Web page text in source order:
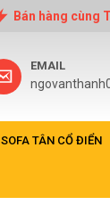
Bán hàng cùng
EMAIL
SOFA TÂN CỔ ĐIỂN